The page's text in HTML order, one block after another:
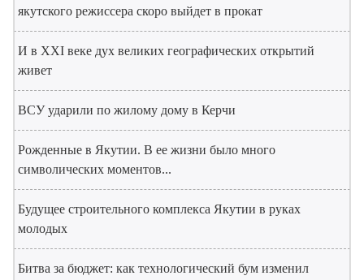
якутского режиссера скоро выйдет в прокат
И в XXI веке дух великих географических открытий
живет
ВСУ ударили по жилому дому в Керчи
Рожденные в Якутии. В ее жизни было много
символических моментов...
Будущее строительного комплекса Якутии в руках
молодых
Битва за бюджет: как технологический бум изменил